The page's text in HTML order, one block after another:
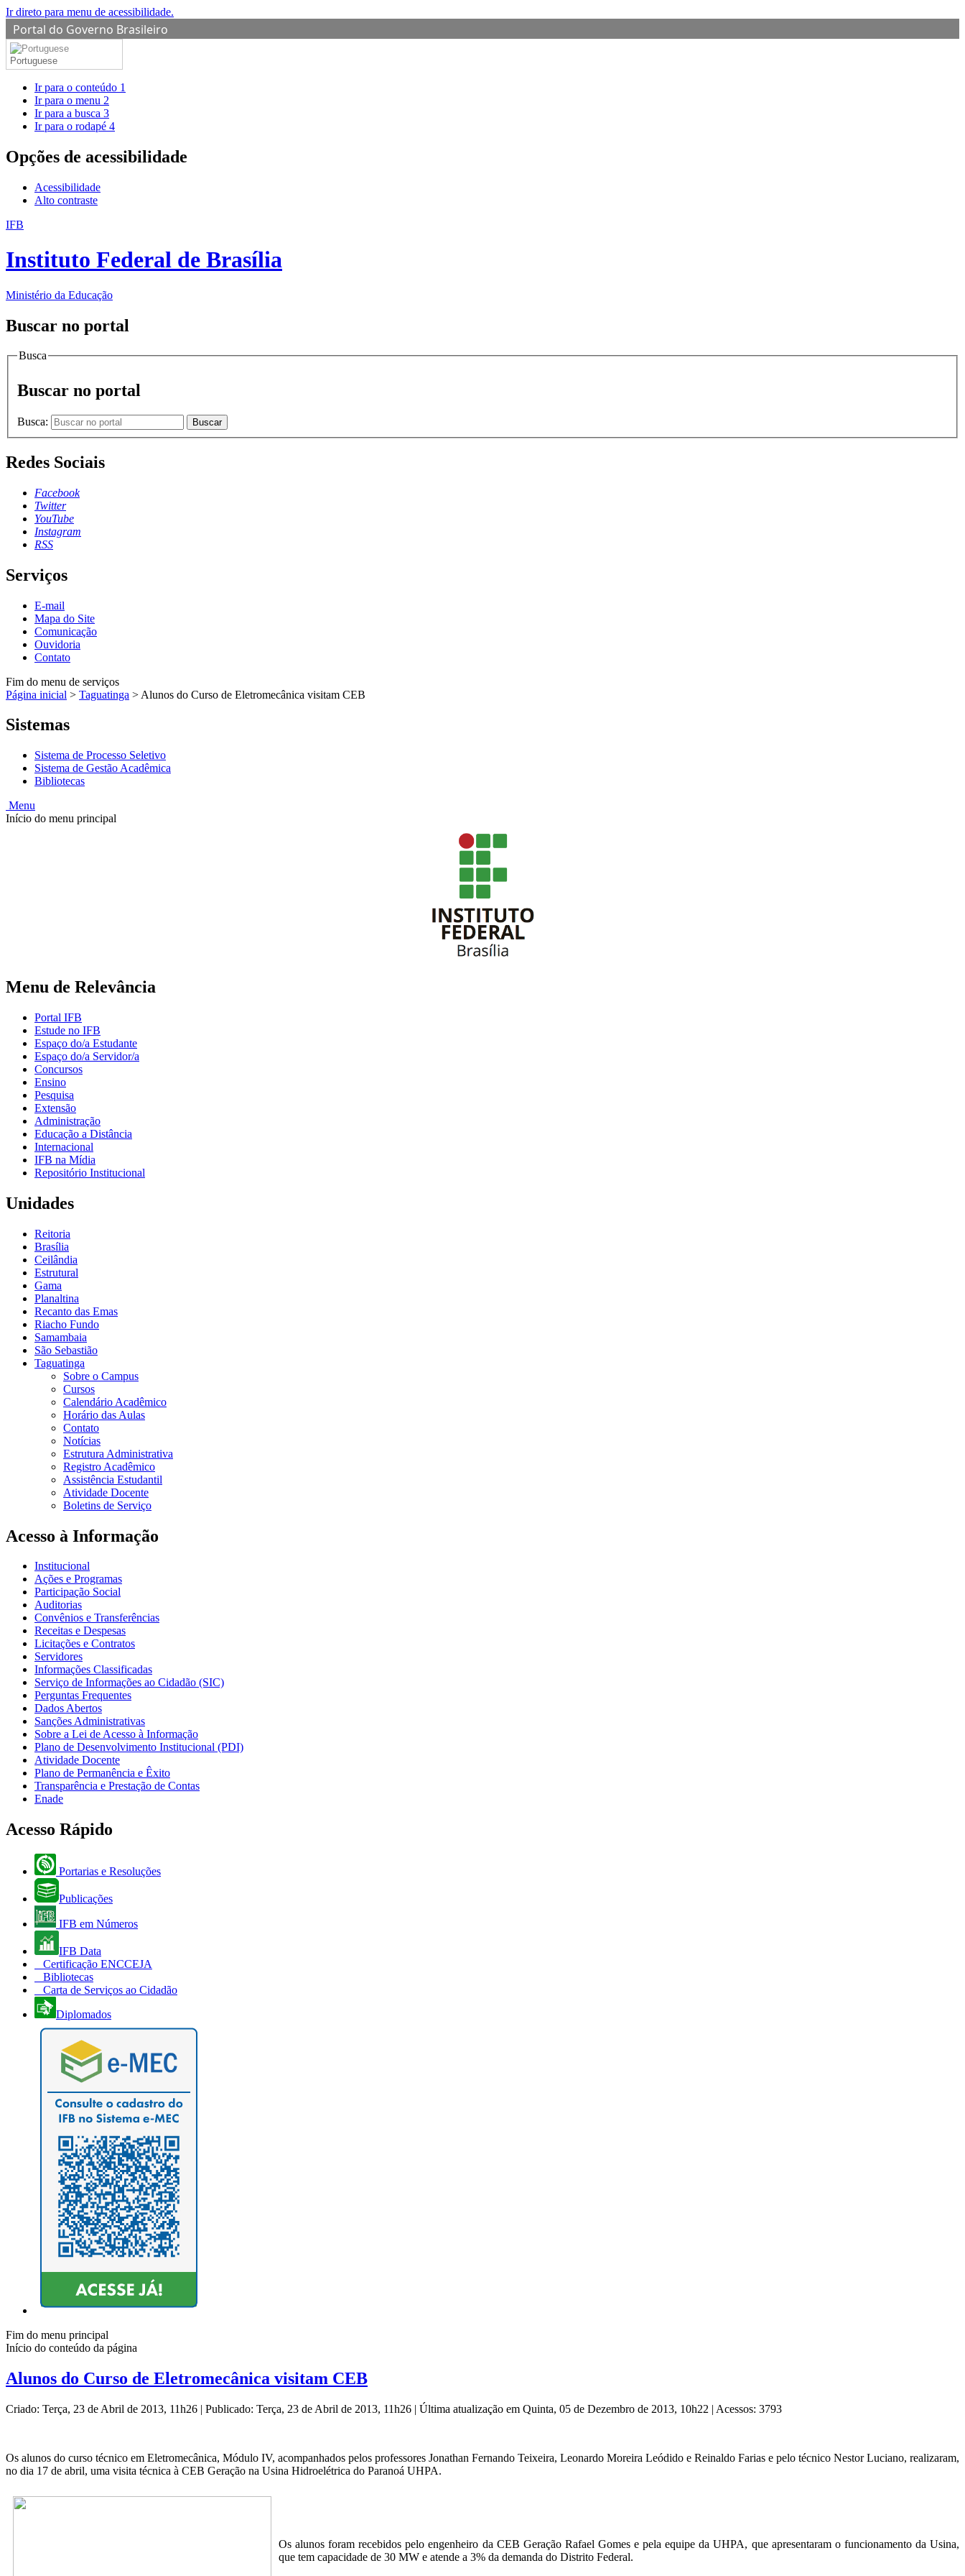
Ir direto para menu de acessibilidade.
Portal do Governo Brasileiro
Portuguese
Ir para o conteúdo 1
Ir para o menu 2
Ir para a busca 3
Ir para o rodapé 4
Opções de acessibilidade
Acessibilidade
Alto contraste
IFB
Instituto Federal de Brasília
Ministério da Educação
Buscar no portal
Busca
Buscar no portal
Busca: Buscar
Redes Sociais
Facebook
Twitter
YouTube
Instagram
RSS
Serviços
E-mail
Mapa do Site
Comunicação
Ouvidoria
Contato
Fim do menu de serviços
Página inicial > Taguatinga > Alunos do Curso de Eletromecânica visitam CEB
Sistemas
Sistema de Processo Seletivo
Sistema de Gestão Acadêmica
Bibliotecas
Menu
Início do menu principal
Menu de Relevância
Portal IFB
Estude no IFB
Espaço do/a Estudante
Espaço do/a Servidor/a
Concursos
Ensino
Pesquisa
Extensão
Administração
Educação a Distância
Internacional
IFB na Mídia
Repositório Institucional
Unidades
Reitoria
Brasília
Ceilândia
Estrutural
Gama
Planaltina
Recanto das Emas
Riacho Fundo
Samambaia
São Sebastião
Taguatinga
Sobre o Campus
Cursos
Calendário Acadêmico
Horário das Aulas
Contato
Notícias
Estrutura Administrativa
Registro Acadêmico
Assistência Estudantil
Atividade Docente
Boletins de Serviço
Acesso à Informação
Institucional
Ações e Programas
Participação Social
Auditorias
Convênios e Transferências
Receitas e Despesas
Licitações e Contratos
Servidores
Informações Classificadas
Serviço de Informações ao Cidadão (SIC)
Perguntas Frequentes
Dados Abertos
Sanções Administrativas
Sobre a Lei de Acesso à Informação
Plano de Desenvolvimento Institucional (PDI)
Atividade Docente
Plano de Permanência e Êxito
Transparência e Prestação de Contas
Enade
Acesso Rápido
Portarias e Resoluções
Publicações
IFB em Números
IFB Data
Certificação ENCCEJA
Bibliotecas
Carta de Serviços ao Cidadão
Diplomados
Fim do menu principal
Início do conteúdo da página
Alunos do Curso de Eletromecânica visitam CEB
Criado: Terça, 23 de Abril de 2013, 11h26 | Publicado: Terça, 23 de Abril de 2013, 11h26 | Última atualização em Quinta, 05 de Dezembro de 2013, 10h22 | Acessos: 3793
Os alunos do curso técnico em Eletromecânica, Módulo IV, acompanhados pelos professores Jonathan Fernando Teixeira, Leonardo Moreira Leódido e Reinaldo Farias e pelo técnico Nestor Luciano, realizaram,
no dia 17 de abril, uma visita técnica à CEB Geração na Usina Hidroelétrica do Paranoá UHPA.
Os alunos foram recebidos pelo engenheiro da CEB Geração Rafael Gomes e pela equipe da UHPA, que apresentaram o funcionamento da Usina,
que tem capacidade de 30 MW e atende a 3% da demanda do Distrito Federal.